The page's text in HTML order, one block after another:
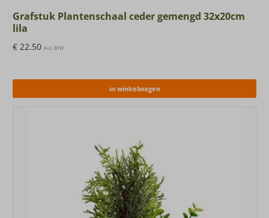
Grafstuk Plantenschaal ceder gemengd 32x20cm
lila
€ 22.50 Incl. BTW
in winkelwagen